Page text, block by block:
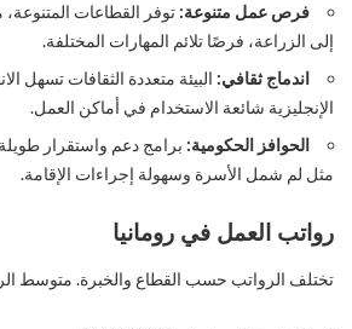
فرص عمل متنوعة: توفر القطاعات
إلى الزراعة، فرصًا تلائم المهارات المختلفة.
اندماج ثقافي: البيئة متعددة الثقافات تسهل
الإنجليزية شائعة الاستخدام في أماكن العمل.
الحوافز الحكومية: برامج دعم واستقرار طويلة
مثل لم شمل الأسرة وسهولة إجراءات الإقامة.
رواتب العمل في رومانيا
تختلف الرواتب حسب القطاع والخبرة. متوسط